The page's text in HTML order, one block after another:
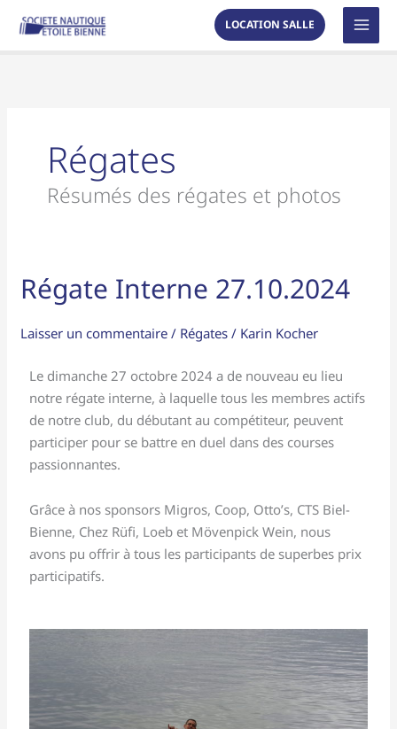
LOCATION SALLE
Régates
Résumés des régates et photos
Régate Interne 27.10.2024
Laisser un commentaire / Régates / Karin Kocher
Le dimanche 27 octobre 2024 a de nouveau eu lieu
notre régate interne, à laquelle tous les membres actifs
de notre club, du débutant au compétiteur, peuvent
participer pour se battre en duel dans des courses
passionnantes.
Grâce à nos sponsors Migros, Coop, Otto’s, CTS Biel-
Bienne, Chez Rüfi, Loeb et Mövenpick Wein, nous
avons pu offrir à tous les participants de superbes prix
participatifs.
Régate
Interne
27.10.2024